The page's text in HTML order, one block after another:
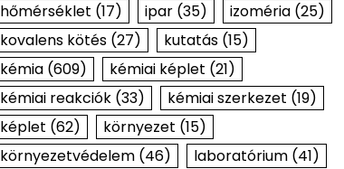
hőmérséklet (17) ipar(35) izoméria(25)
kovalens kötés(27) kutatás(15)
kémia(609) kémiai képlet (21)
kémiai reakciók(33) kémiai szerkezet (19)
képlet (62) környezet (15)
környezetvédelem(46) laboratórium(41)